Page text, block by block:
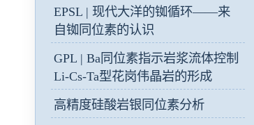
EPSL | 现代大洋的铷循环——来
自铷同位素的认识
GPL | Ba同位素指示岩浆流体控制
Li-Cs-Ta型花岗伟晶岩的形成
高精度硅酸岩银同位素分析